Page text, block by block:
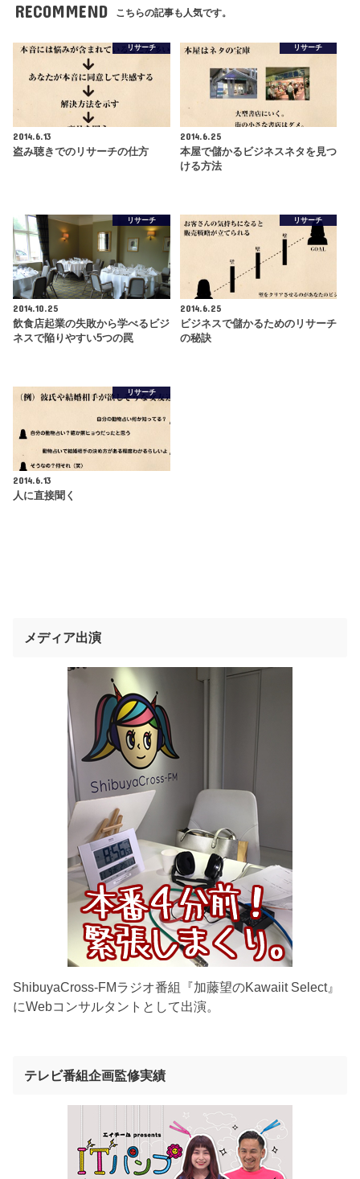
RECOMMEND こちらの記事も人気です。
リサーチ
2014.6.13
盗み聴きでのリサーチの仕方
リサーチ
2014.6.25
本屋で儲かるビジネスネタを見つ
ける方法
リサーチ
2014.10.25
飲食店起業の失敗から学べるビジ
ネスで陥りやすい5つの罠
リサーチ
2014.6.25
ビジネスで儲かるためのリサーチ
の秘訣
リサーチ
2014.6.13
人に直接聞く
メディア出演
ShibuyaCross-FMラジオ番組『加藤望のKawaiit Select』
にWebコンサルタントとして出演。
テレビ番組企画監修実績